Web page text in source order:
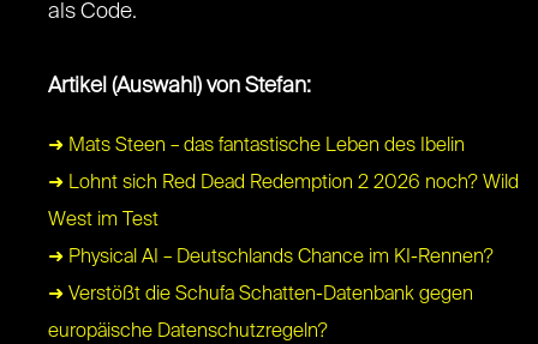
als Code.
Artikel (Auswahl) von Stefan:
➜ Mats Steen – das fantastische Leben des Ibelin
➜ Lohnt sich Red Dead Redemption 2 2026 noch? Wild
West im Test
➜ Physical AI – Deutschlands Chance im KI-Rennen?
➜ Verstößt die Schufa Schatten-Datenbank gegen
europäische Datenschutzregeln?